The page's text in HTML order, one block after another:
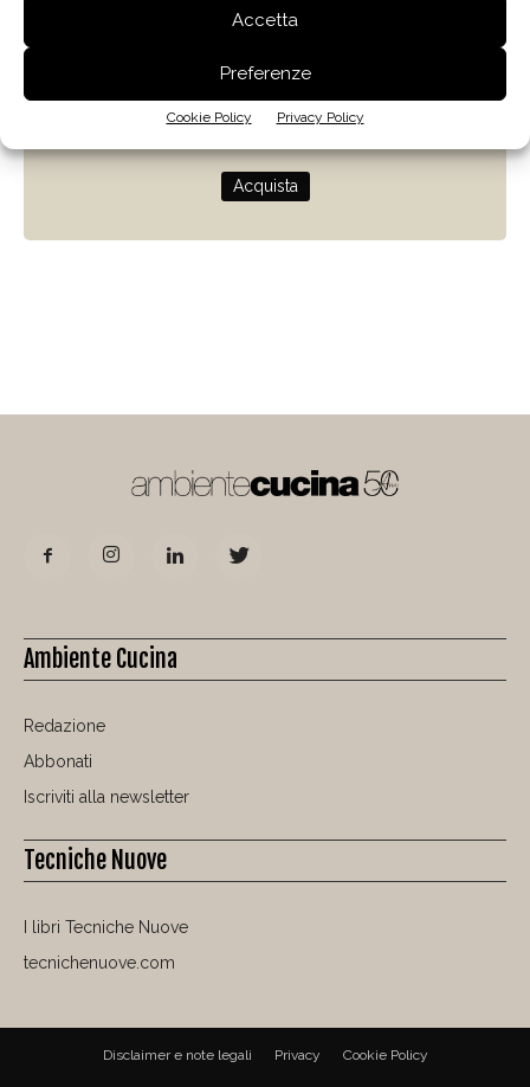
Accetta
Preferenze
Cookie Policy Privacy Policy
Progettare con la luce naturale
di Giulio Camiz
Acquista
Ambiente Cucina
Redazione
Abbonati
Iscriviti alla newsletter
Tecniche Nuove
I libri Tecniche Nuove
tecnichenuove.com
Disclaimer e note legali Privacy Cookie Policy